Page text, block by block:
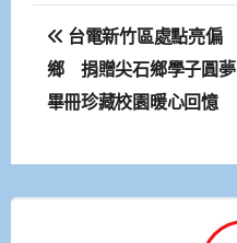
文
章
導
覽
台電新竹區處點亮偏
鄉 捐贈尖石鄉學子圓夢
畢冊珍藏校園暖心回憶